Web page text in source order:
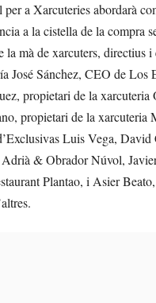
a Xarcuteries abordarà
a la cistella de la compra
la mà de xarcuters, directius
José Sánchez, CEO de Los
propietari de la xarcuteria
propietari de la xarcuteria
Luis Vega,
Adrià & Obrador Núvol,
Plantao, i Asier